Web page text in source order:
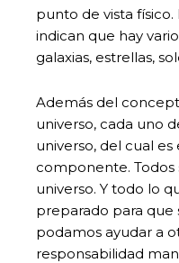
punto de vista
indican que hay
galaxias, estrellas,
Además del
universo, cada uno
universo, del cual
componente. Todos
universo. Y todo lo
preparado para que
podamos ayudar a
responsabilidad